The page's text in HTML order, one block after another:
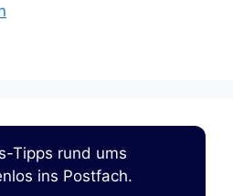
Tipps rund ums
ins Postfach.